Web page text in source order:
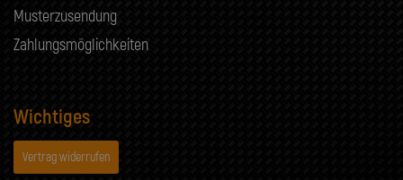
Musterzusendung
Zahlungsmöglichkeiten
Wichtiges
Vertrag widerrufen